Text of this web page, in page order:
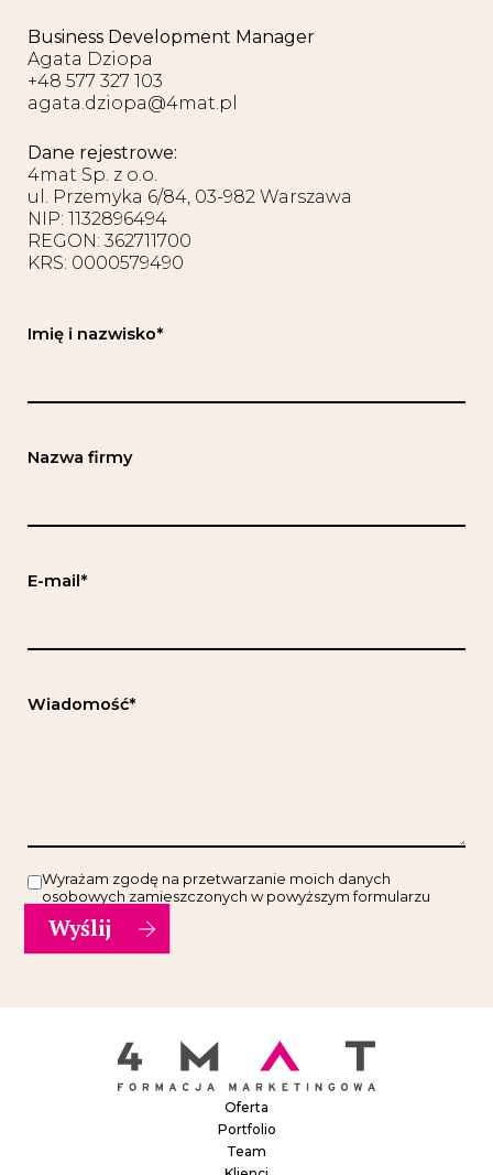
Business Development Manager
Agata Dziopa
+48 577 327 103
agata.dziopa@4mat.pl
Dane rejestrowe:
4mat Sp. z o.o.
ul. Przemyka 6/84, 03-982 Warszawa
NIP: 1132896494
REGON: 362711700
KRS: 0000579490
Imię i nazwisko*
Nazwa firmy
E-mail*
Wiadomość*
Wyrażam zgodę na przetwarzanie moich danych
osobowych zamieszczonych w powyższym formularzu
Oferta
Portfolio
Team